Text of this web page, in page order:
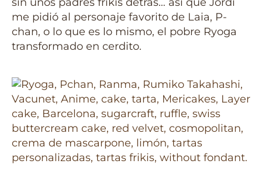
sin unos padres frikis detrás… así que Jordi
me pidió al personaje favorito de Laia, P-
chan, o lo que es lo mismo, el pobre Ryoga
transformado en cerdito.